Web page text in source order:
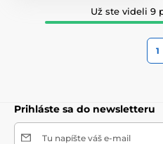
Už ste videli 9
1
Prihláste sa do newsletteru
Tu napíšte váš e-mail